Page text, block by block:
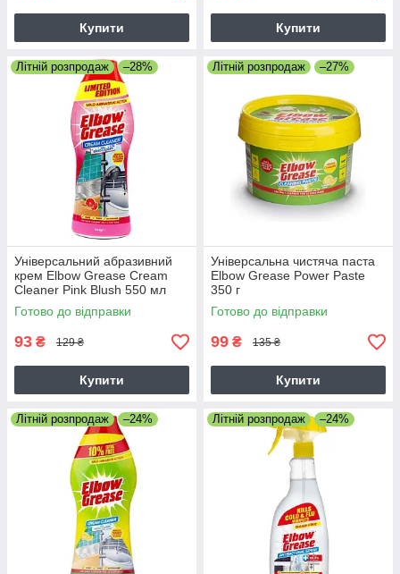
Купити Купити
Літній розпродаж –28%
Універсальний абразивний
крем Elbow Grease Cream
Cleaner Pink Blush 550 мл
Готово до відправки
93 ₴ 129 ₴
Купити
Літній розпродаж –27%
Універсальна чистяча паста
Elbow Grease Power Paste
350 г
Готово до відправки
99 ₴ 135 ₴
Купити
Літній розпродаж –24% Літній розпродаж –24%